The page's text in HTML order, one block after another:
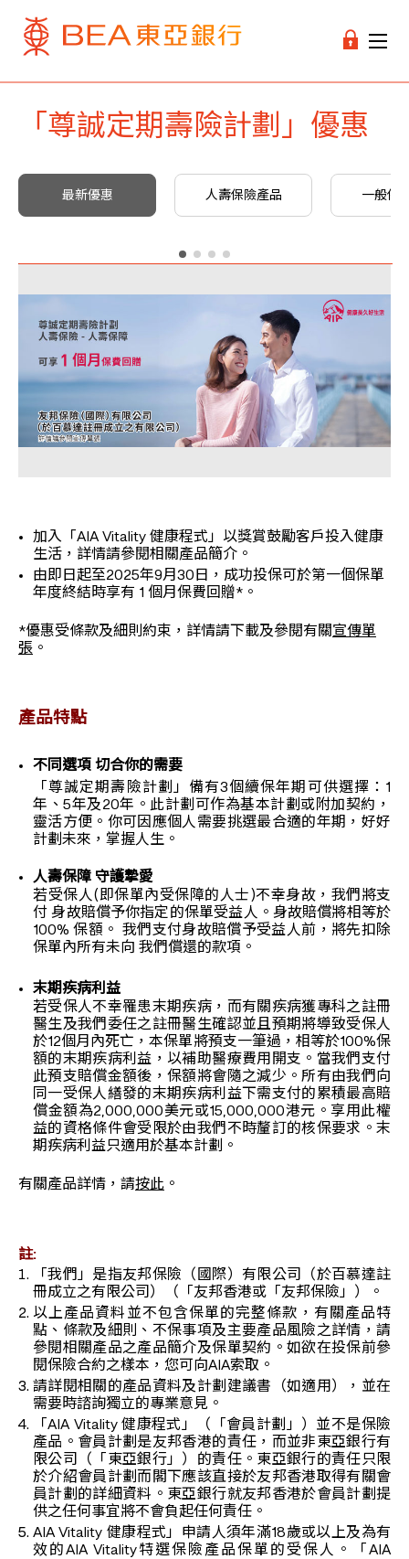
「尊誠定期壽險計劃」優惠
最新優惠 人壽保險產品 一般保
加入「AIA Vitality 健康程式」以獎賞鼓勵客戶投入健康
生活，詳情請參閱相關產品簡介。
由即日起至2025年9月30日，成功投保可於第一個保單
年度終結時享有 1 個月保費回贈*。
*優惠受條款及細則約束，詳情請下載及參閱有關宣傳單
張 。
產品特點
不同選項 切合你的需要
「尊誠定期壽險計劃」備有3個續保年期可供選擇：1
年、5年及20年。此計劃可作為基本計劃或附加契約，
靈活方便。你可因應個人需要挑選最合適的年期，好好
計劃未來，掌握人生。
人壽保障 守護摯愛
若受保人(即保單內受保障的人士)不幸身故，我們將支
付 身故賠償予你指定的保單受益人。身故賠償將相等於
100% 保額。 我們支付身故賠償予受益人前，將先扣除
保單內所有未向 我們償還的款項。
末期疾病利益
若受保人不幸罹患末期疾病，而有關疾病獲專科之註冊
醫生及我們委任之註冊醫生確認並且預期將導致受保人
於12個月內死亡，本保單將預支一筆過，相等於100%保
額的末期疾病利益，以補助醫療費用開支。當我們支付
此預支賠償金額後，保額將會隨之減少。所有由我們向
同一受保人繕發的末期疾病利益下需支付的累積最高賠
償金額為2,000,000美元或15,000,000港元。享用此權
益的資格條件會受限於由我們不時釐訂的核保要求。末
期疾病利益只適用於基本計劃。
有關產品詳情，請按此 。
註:
「我們」是指友邦保險（國際）有限公司（於百慕達註
冊成立之有限公司）（「友邦香港或「友邦保險」）。
以上產品資料並不包含保單的完整條款，有關產品特
點、條款及細則、不保事項及主要產品風險之詳情，請
參閱相關產品之產品簡介及保單契約。如欲在投保前參
閱保險合約之樣本，您可向AIA索取。
請詳閱相關的產品資料及計劃建議書（如適用），並在
需要時諮詢獨立的專業意見。
「AIA Vitality 健康程式」（「會員計劃」）並不是保險
產品。會員計劃是友邦香港的責任，而並非東亞銀行有
限公司（「東亞銀行」）的責任。東亞銀行的責任只限
於介紹會員計劃而閣下應該直接於友邦香港取得有關會
員計劃的詳細資料。東亞銀行就友邦香港於會員計劃提
供之任何事宜將不會負起任何責任。
AIA Vitality 健康程式」申請人須年滿18歲或以上及為有
效的AIA Vitality特選保險產品保單的受保人。「AIA